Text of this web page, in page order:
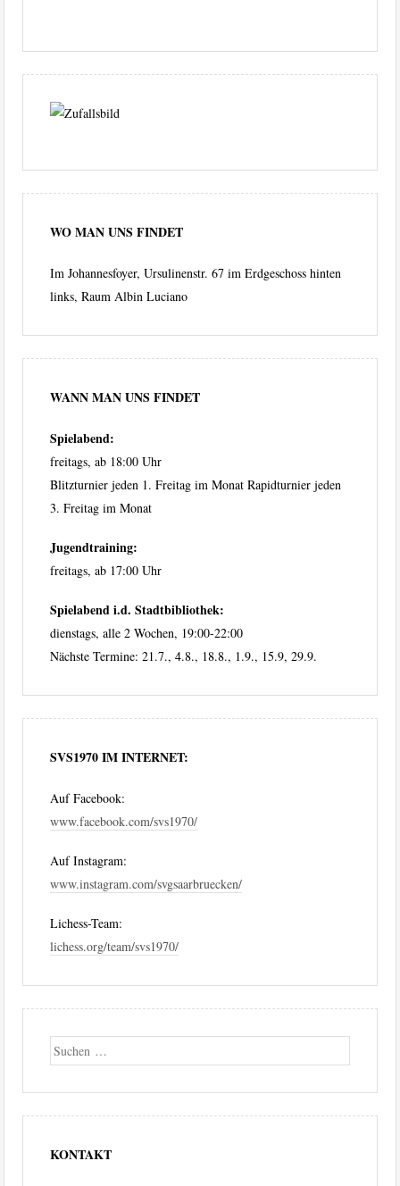
WO MAN UNS FINDET
Im Johannesfoyer, Ursulinenstr. 67 im Erdgeschoss hinten
links, Raum Albin Luciano
WANN MAN UNS FINDET
Spielabend:
freitags, ab 18:00 Uhr
Blitzturnier jeden 1. Freitag im Monat Rapidturnier jeden
3. Freitag im Monat
Jugendtraining:
freitags, ab 17:00 Uhr
Spielabend i.d. Stadtbibliothek:
dienstags, alle 2 Wochen, 19:00-22:00
Nächste Termine: 21.7., 4.8., 18.8., 1.9., 15.9, 29.9.
SVS1970 IM INTERNET:
Auf Facebook:
www.facebook.com/svs1970/
Auf Instagram:
www.instagram.com/svgsaarbruecken/
Lichess-Team:
lichess.org/team/svs1970/
Suche
KONTAKT